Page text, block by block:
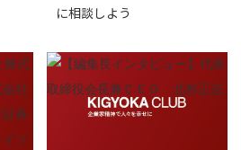
に相談しよう